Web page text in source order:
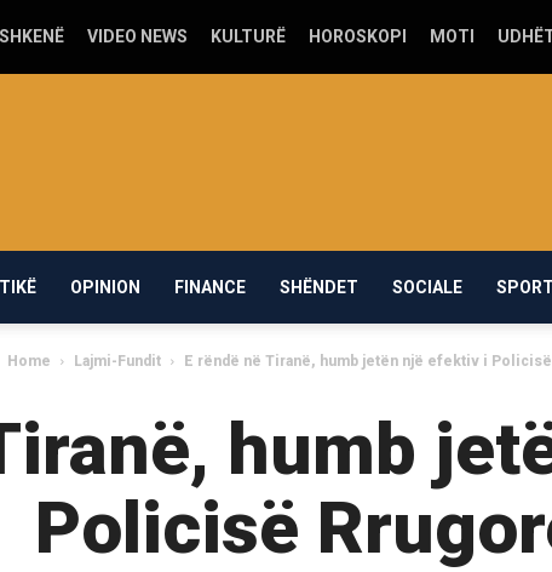
VIDEO NEWS KULTURË HOROSKOPI MOTI
OPINION FINANCE SHËNDET SOCIALE SPORT
Home Lajmi-Fundit E rëndë në Tiranë, humb jetën një efektiv i
humb
Policisë